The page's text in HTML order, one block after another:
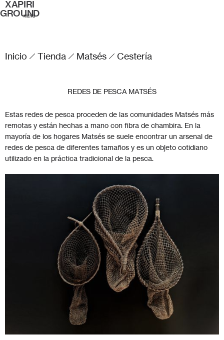
MENÚ
XAPIRI
GROUND
Inicio Tienda Matsés Cestería
REDES DE PESCA MATSÉS
Estas redes de pesca proceden de las comunidades Matsés más
remotas y están hechas a mano con fibra de chambira. En la
mayoría de los hogares Matsés se suele encontrar un arsenal de
redes de pesca de diferentes tamaños y es un objeto cotidiano
utilizado en la práctica tradicional de la pesca.